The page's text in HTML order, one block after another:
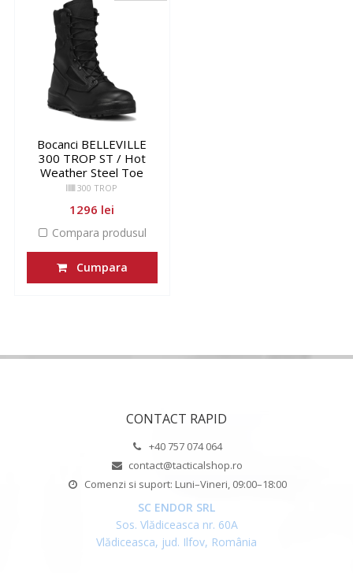
Bocanci BELLEVILLE
300 TROP ST / Hot
Weather Steel Toe
300 TROP
1296 lei
Compara produsul
Cumpara
CONTACT RAPID
+40 757 074 064
contact@tacticalshop.ro
Comenzi si suport: Luni–Vineri, 09:00–18:00
SC ENDOR SRL
Sos. Vlădiceasca nr. 60A
Vlădiceasca, jud. Ilfov, România